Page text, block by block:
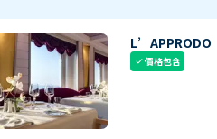
L’APPRODO
check價格包含